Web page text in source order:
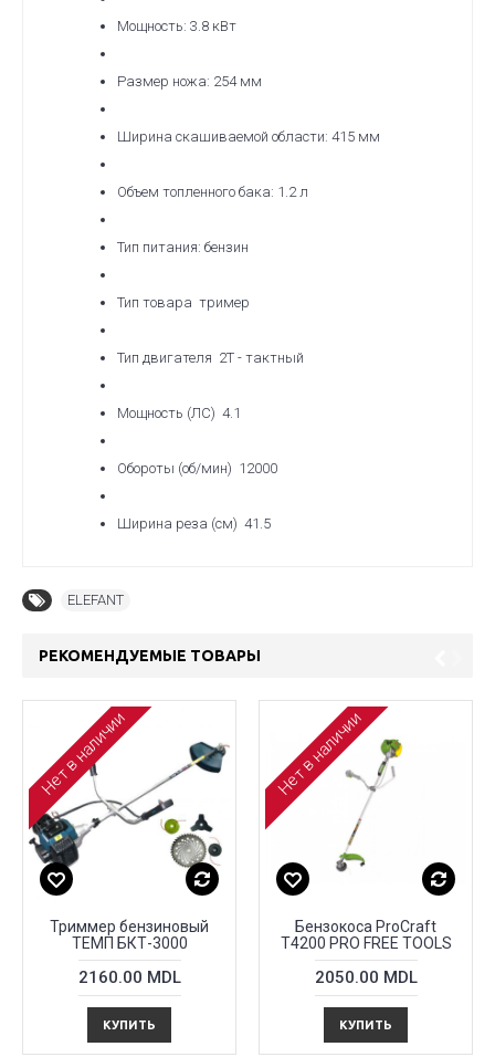
Мощность: 3.8 кВт
Размер ножа: 254 мм
Ширина скашиваемой области: 415 мм
Объем топленного бака: 1.2 л
Тип питания: бензин
Тип товара тример
Тип двигателя 2T - тактный
Мощность (ЛС) 4.1
Обороты (об/мин) 12000
Ширина реза (см) 41.5
ELEFANT
РЕКОМЕНДУЕМЫЕ ТОВАРЫ
Нет в наличии
Триммер бензиновый
ТЕМП БКТ-3000
2160.00 MDL
КУПИТЬ
Нет в наличии
Бензокоса ProСraft
T4200 PRO FREE TOOLS
2050.00 MDL
КУПИТЬ